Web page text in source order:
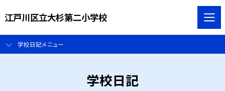
江戸川区立大杉第二小学校
学校日記メニュー
学校日記